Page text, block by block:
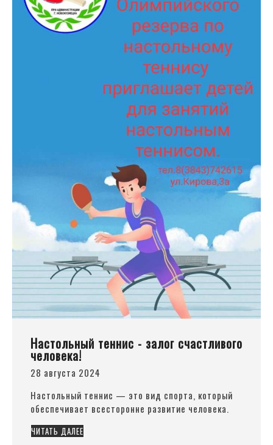
Настольный теннис - залог счастливого
человека!
28 августа 2024
Настольный теннис — это вид спорта, который
обеспечивает всесторонне развитие человека.
ЧИТАТЬ ДАЛЕЕ